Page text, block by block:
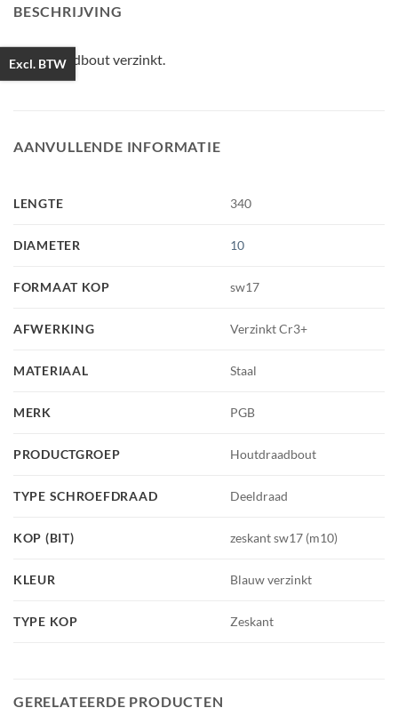
BESCHRIJVING
Houtdraadbout verzinkt.
AANVULLENDE INFORMATIE
LENGTE 340
DIAMETER 10
FORMAAT KOP sw17
AFWERKING Verzinkt Cr3+
MATERIAAL Staal
MERK PGB
PRODUCTGROEP Houtdraadbout
TYPE SCHROEFDRAAD Deeldraad
KOP (BIT) zeskant sw17 (m10)
KLEUR Blauw verzinkt
TYPE KOP Zeskant
GERELATEERDE PRODUCTEN
Excl. BTW